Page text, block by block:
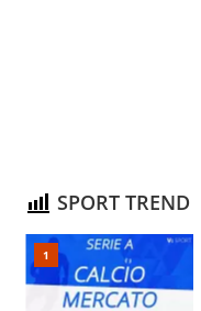
SPORT TREND